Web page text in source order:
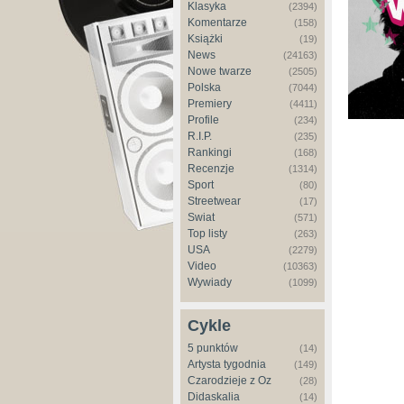
Klasyka (2394)
Komentarze (158)
Książki (19)
News (24163)
Nowe twarze (2505)
Polska (7044)
Premiery (4411)
Profile (234)
R.I.P. (235)
Rankingi (168)
Recenzje (1314)
Sport (80)
Streetwear (17)
Świat (571)
Top listy (263)
USA (2279)
Video (10363)
Wywiady (1099)
Cykle
5 punktów (14)
Artysta tygodnia (149)
Czarodzieje z Oz (28)
Didaskalia (14)